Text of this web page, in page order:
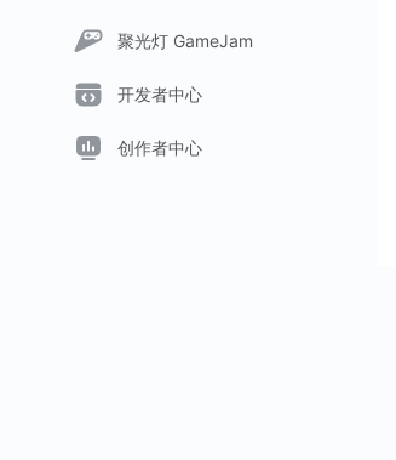
聚光灯 GameJam
开发者中心
创作者中心